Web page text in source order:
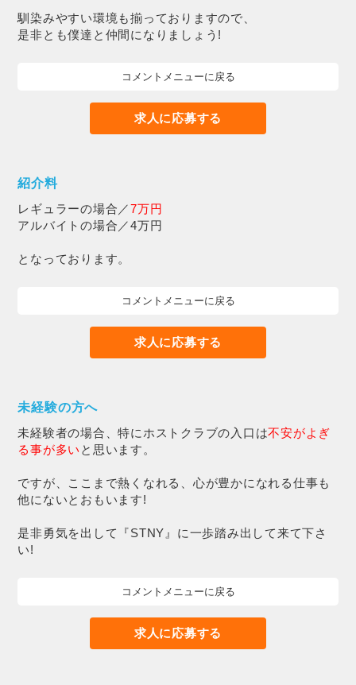
馴染みやすい環境も揃っておりますので、
是非とも僕達と仲間になりましょう!
コメントメニューに戻る
求人に応募する
紹介料
レギュラーの場合／7万円
アルバイトの場合／4万円
となっております。
コメントメニューに戻る
求人に応募する
未経験の方へ
未経験者の場合、特にホストクラブの入口は不安がよぎ
る事が多い と思います。
ですが、ここまで熱くなれる、心が豊かになれる仕事も
他にないとおもいます!
是非勇気を出して『STNY』に一歩踏み出して来て下さ
い!
コメントメニューに戻る
求人に応募する